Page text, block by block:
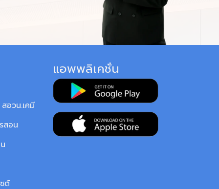
อวน.เคมี
สอน
ต์
แอพพลิเคชั่น